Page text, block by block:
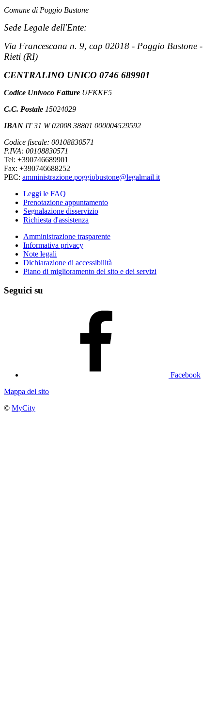
Comune di Poggio Bustone
Sede Legale dell'Ente:
Via Francescana n. 9, cap 02018 - Poggio Bustone -
Rieti (RI)
CENTRALINO UNICO 0746 689901
Codice Univoco Fatture UFKKF5
C.C. Postale 15024029
IBAN IT 31 W 02008 38801 000004529592
Codice fiscale: 00108830571
P.IVA: 00108830571
Tel: +390746689901
Fax: +390746688252
PEC: amministrazione.poggiobustone@legalmail.it
Leggi le FAQ
Prenotazione appuntamento
Segnalazione disservizio
Richiesta d'assistenza
Amministrazione trasparente
Informativa privacy
Note legali
Dichiarazione di accessibilità
Piano di miglioramento del sito e dei servizi
Seguici su
Facebook
Mappa del sito
© MyCity